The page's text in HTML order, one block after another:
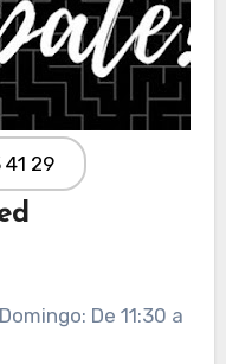
41 29
De 11:30 a